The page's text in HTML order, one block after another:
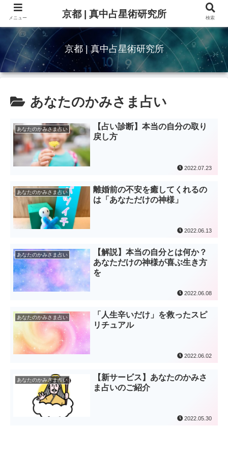
京都 | 真中占星術研究所
あなたのかみさま占い
あなたのかみさま占い
【占い診断】本当の自分の取り
戻し方
2022.07.23
あなたのかみさま占い
離婚前の不安を癒してくれるの
は「あなただけの神様」
2022.06.13
あなたのかみさま占い
【解説】本当の自分とは何か？
あなただけの神様が喜ぶ生き方
を
2022.06.08
あなたのかみさま占い
「人生辛いだけ」を救ったスピ
リチュアル
2022.06.02
あなたのかみさま占い
【新サービス】あなたのかみさ
ま占いのご紹介
2022.05.30
メニュー 京都 | 真中占星術研究所 検索